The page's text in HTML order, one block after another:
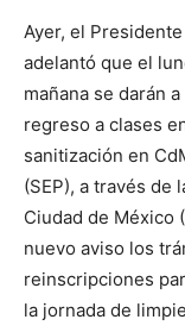
Ayer, el
adelantó que el
mañana se darán
regreso a clases
sanitización en
(SEP), a través de
Ciudad de México
nuevo aviso los
reinscripciones
la jornada de